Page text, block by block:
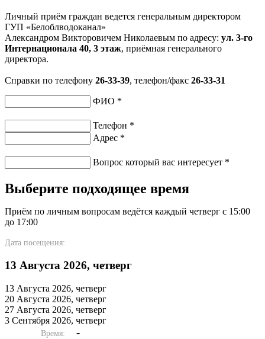
Личный приём граждан ведется генеральным директором
ГУП «Белоблводоканал»
Александром Викторовичем Николаевым по адресу: ул. 3-го
Интернационала 40, 3 этаж, приёмная генерального
директора.
Справки по телефону 26-33-39, телефон/факс 26-33-31
ФИО *
Телефон *
Адрес *
Вопрос который вас интересует *
Выберите подходящее время
Приём по личным вопросам ведётся каждый четверг с 15:00
до 17:00
Дата посещения:
13 Августа 2026, четверг
13 Августа 2026, четверг
20 Августа 2026, четверг
27 Августа 2026, четверг
3 Сентября 2026, четверг
Время: -